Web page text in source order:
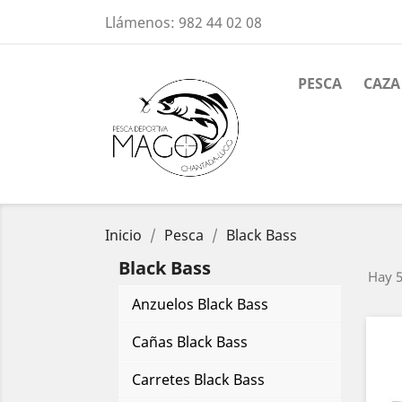
Llámenos: 982 44 02 08
PESCA CAZA
Inicio Pesca Black Bass
Black Bass
Anzuelos Black Bass
Cañas Black Bass
Carretes Black Bass
Hay